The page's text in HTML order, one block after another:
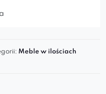
Meble w ilościach